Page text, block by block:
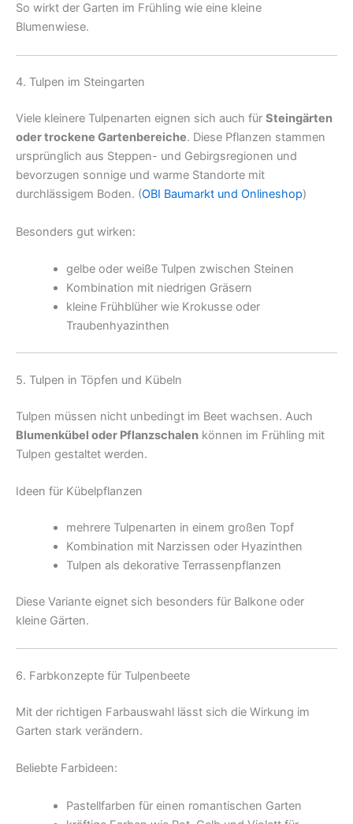
So wirkt der Garten im Frühling wie eine kleine
Blumenwiese.
4. Tulpen im Steingarten
Viele kleinere Tulpenarten eignen sich auch für Steingärten
oder trockene Gartenbereiche. Diese Pflanzen stammen
ursprünglich aus Steppen- und Gebirgsregionen und
bevorzugen sonnige und warme Standorte mit
durchlässigem Boden. (OBI Baumarkt und Onlineshop)
Besonders gut wirken:
gelbe oder weiße Tulpen zwischen Steinen
Kombination mit niedrigen Gräsern
kleine Frühblüher wie Krokusse oder
Traubenhyazinthen
5. Tulpen in Töpfen und Kübeln
Tulpen müssen nicht unbedingt im Beet wachsen. Auch
Blumenkübel oder Pflanzschalen können im Frühling mit
Tulpen gestaltet werden.
Ideen für Kübelpflanzen
mehrere Tulpenarten in einem großen Topf
Kombination mit Narzissen oder Hyazinthen
Tulpen als dekorative Terrassenpflanzen
Diese Variante eignet sich besonders für Balkone oder
kleine Gärten.
6. Farbkonzepte für Tulpenbeete
Mit der richtigen Farbauswahl lässt sich die Wirkung im
Garten stark verändern.
Beliebte Farbideen:
Pastellfarben für einen romantischen Garten